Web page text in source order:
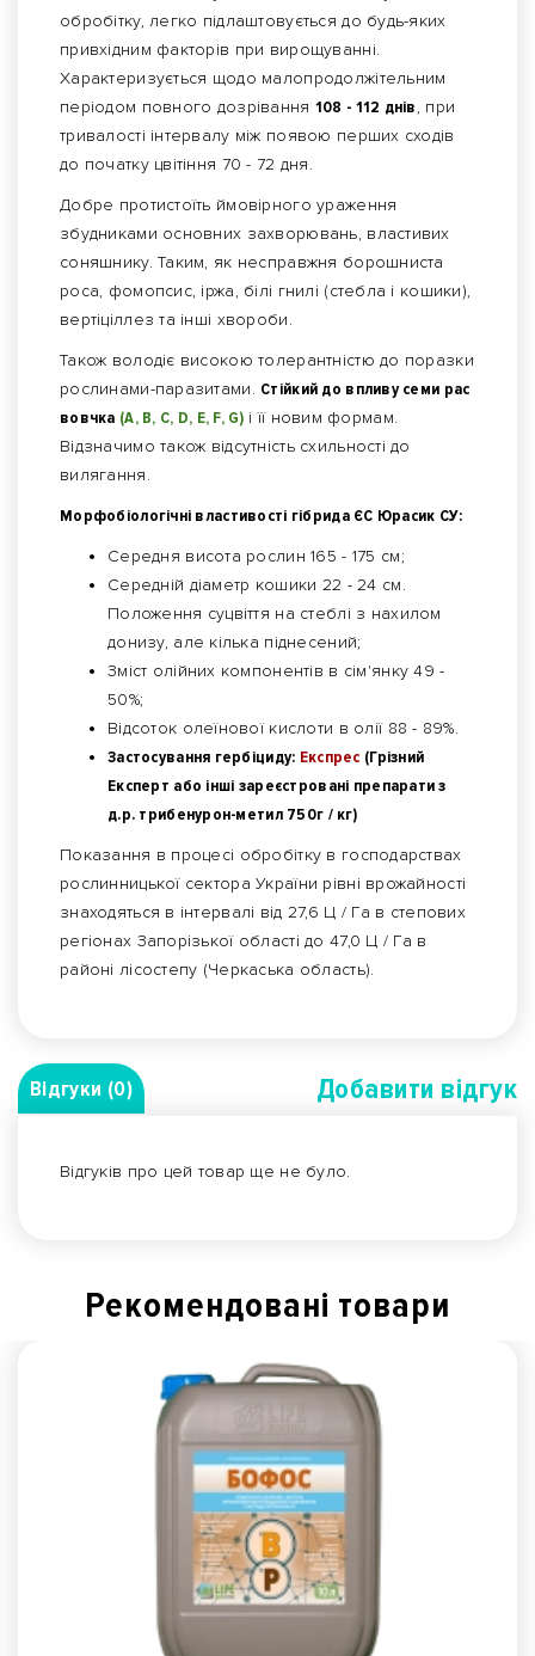
обробітку, легко підлаштовується до будь-яких
привхідним факторів при вирощуванні.
Характеризується щодо малопродолжітельним
періодом повного дозрівання 108 - 112 днів, при
тривалості інтервалу між появою перших сходів
до початку цвітіння 70 - 72 дня.
Добре протистоїть ймовірного ураження
збудниками основних захворювань, властивих
соняшнику. Таким, як несправжня борошниста
роса, фомопсис, іржа, білі гнилі (стебла і кошики),
вертіціллез та інші хвороби.
Також володіє високою толерантністю до поразки
рослинами-паразитами. Стійкий до впливу семи рас
вовчка (A, B, C, D, E, F, G)і її новим формам.
Відзначимо також відсутність схильності до
вилягання.
Морфобіологічні властивості гібрида ЄС Юрасик СУ:
Середня висота рослин 165 - 175 см;
Середній діаметр кошики 22 - 24 см.
Положення суцвіття на стеблі з нахилом
донизу, але кілька піднесений;
Зміст олійних компонентів в сім'янку 49 -
50%;
Відсоток олеїнової кислоти в олії 88 - 89%.
Застосування гербіциду: Експрес (Грізний
Експерт або інші зареєстровані препарати з
д.р. трибенурон-метил 750г / кг)
Показання в процесі обробітку в господарствах
рослинницької сектора України рівні врожайності
знаходяться в інтервалі від 27,6 Ц / Га в степових
регіонах Запорізької області до 47,0 Ц / Га в
районі лісостепу (Черкаська область).
Відгуки (0) Добавити вiдгук
Відгуків про цей товар ще не було.
Рекомендованi товари